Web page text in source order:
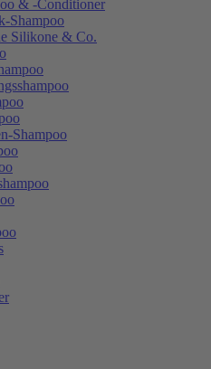
& -Conditioner
Shampoo
Silikone & Co.
Shampoo